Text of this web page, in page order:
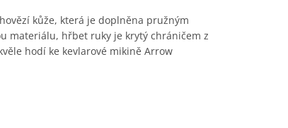
kůže, která je doplněna pružným
materiálu, hřbet ruky je krytý chráničem z
hodí ke kevlarové mikině Arrow